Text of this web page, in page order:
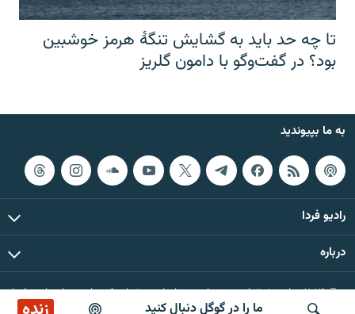
ما را در گوگل دنبال کنید
تا چه حد باید به گشایش تنگهٔ هرمز خوشبین
بود؟ در گفت‌وگو با دامون گلریز
به ما بپیوندید
رادیو فردا
درباره
© ۲۰۲۶ تمام حقوق این وب‌سایت، بر اساس مقررات کپی‌رایت، برای رادیو فردا
محفوظ است.